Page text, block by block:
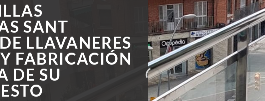
SANT
LLAVANERES
FABRICACIÓN
DE SU